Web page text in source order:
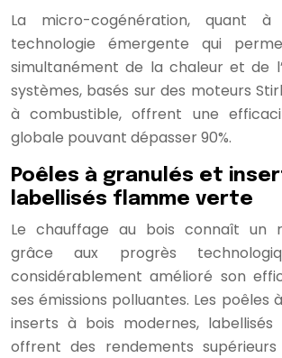
La micro-cogénération, quant
technologie émergente qui
simultanément de la chaleur et de
systèmes, basés sur des moteurs
à combustible, offrent une
globale pouvant dépasser 90%.
Poêles à granulés et
labellisés flamme verte
Le chauffage au bois connaît un
grâce aux progrès
considérablement amélioré son
ses émissions polluantes. Les poêles
inserts à bois modernes, labellisés
offrent des rendements